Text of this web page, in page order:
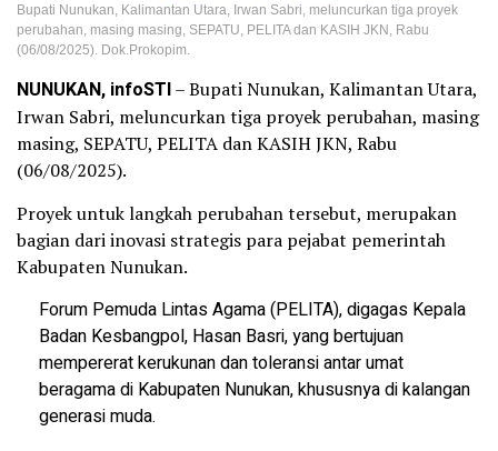
Bupati Nunukan, Kalimantan Utara, Irwan Sabri, meluncurkan tiga proyek
perubahan, masing masing, SEPATU, PELITA dan KASIH JKN, Rabu
(06/08/2025). Dok.Prokopim.
NUNUKAN, infoSTI– Bupati Nunukan, Kalimantan Utara,
Irwan Sabri, meluncurkan tiga proyek perubahan, masing
masing, SEPATU, PELITA dan KASIH JKN, Rabu
(06/08/2025).
Proyek untuk langkah perubahan tersebut, merupakan
bagian dari inovasi strategis para pejabat pemerintah
Kabupaten Nunukan.
Forum Pemuda Lintas Agama (PELITA), digagas Kepala
Badan Kesbangpol, Hasan Basri, yang bertujuan
mempererat kerukunan dan toleransi antar umat
beragama di Kabupaten Nunukan, khususnya di kalangan
generasi muda.